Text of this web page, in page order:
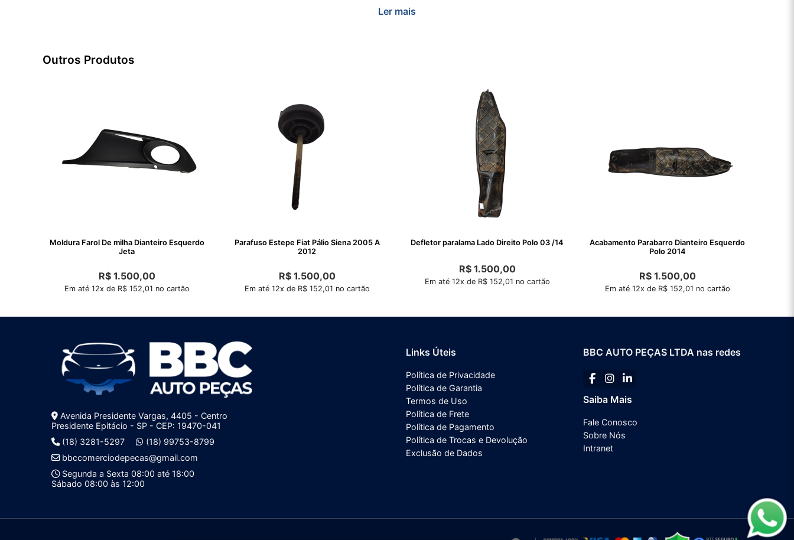
Ler mais
Outros Produtos
Moldura Farol De milha Dianteiro Esquerdo
Jeta
R$1.500,00
Em até 12x de R$ 152,01 no cartão
Parafuso Estepe Fiat Pálio Siena 2005 A
2012
R$1.500,00
Em até 12x de R$ 152,01 no cartão
Defletor paralama Lado Direito Polo 03 /14
R$1.500,00
Em até 12x de R$ 152,01 no cartão
Acabamento Parabarro Dianteiro Esquerdo
Polo 2014
R$1.500,00
Em até 12x de R$ 152,01 no cartão
Avenida Presidente Vargas, 4405 - Centro
Presidente Epitácio - SP - CEP: 19470-041
(18) 3281-5297
(18) 99753-8799
bbccomerciodepecas@gmail.com
Segunda a Sexta 08:00 até 18:00
Sábado 08:00 às 12:00
Links Úteis
Política de Privacidade
Política de Garantia
Termos de Uso
Política de Frete
Política de Pagamento
Política de Trocas e Devolução
Exclusão de Dados
BBC AUTO PEÇAS LTDA nas redes
Saiba Mais
Fale Conosco
Sobre Nós
Intranet